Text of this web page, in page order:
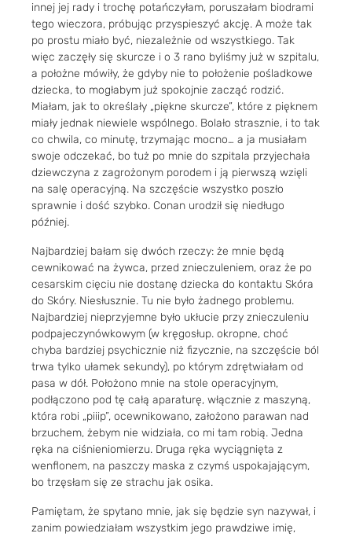
innej jej rady i trochę potańczyłam, poruszałam biodrami
tego wieczora, próbując przyspieszyć akcję. A może tak
po prostu miało być, niezależnie od wszystkiego. Tak
więc zaczęły się skurcze i o 3 rano byliśmy już w szpitalu,
a położne mówiły, że gdyby nie to położenie pośladkowe
dziecka, to mogłabym już spokojnie zacząć rodzić.
Miałam, jak to określały „piękne skurcze”, które z pięknem
miały jednak niewiele wspólnego. Bolało strasznie, i to tak
co chwila, co minutę, trzymając mocno… a ja musiałam
swoje odczekać, bo tuż po mnie do szpitala przyjechała
dziewczyna z zagrożonym porodem i ją pierwszą wzięli
na salę operacyjną. Na szczęście wszystko poszło
sprawnie i dość szybko. Conan urodził się niedługo
później.
Najbardziej bałam się dwóch rzeczy: że mnie będą
cewnikować na żywca, przed znieczuleniem, oraz że po
cesarskim cięciu nie dostanę dziecka do kontaktu Skóra
do Skóry. Niesłusznie. Tu nie było żadnego problemu.
Najbardziej nieprzyjemne było ukłucie przy znieczuleniu
podpajeczynówkowym (w kręgosłup. okropne, choć
chyba bardziej psychicznie niż fizycznie, na szczęście ból
trwa tylko ułamek sekundy), po którym zdrętwiałam od
pasa w dół. Położono mnie na stole operacyjnym,
podłączono pod tę całą aparaturę, włącznie z maszyną,
która robi „piiip”, ocewnikowano, założono parawan nad
brzuchem, żebym nie widziała, co mi tam robią. Jedna
ręka na ciśnieniomierzu. Druga ręka wyciągnięta z
wenflonem, na paszczy maska z czymś uspokajającym,
bo trzęsłam się ze strachu jak osika.
Pamiętam, że spytano mnie, jak się będzie syn nazywał, i
zanim powiedziałam wszystkim jego prawdziwe imię,